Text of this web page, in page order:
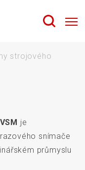
strojového
je
snímače
průmyslu